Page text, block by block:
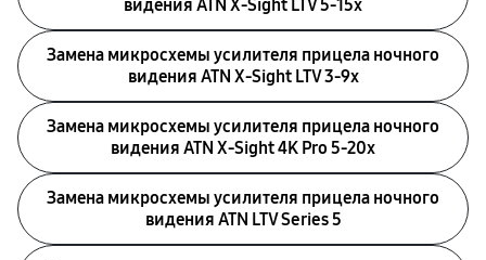
видения ATN X-Sight LTV 5-15x
Замена микросхемы усилителя прицела ночного
видения ATN X-Sight LTV 3-9x
Замена микросхемы усилителя прицела ночного
видения ATN X-Sight 4K Pro 5-20x
Замена микросхемы усилителя прицела ночного
видения ATN LTV Series 5